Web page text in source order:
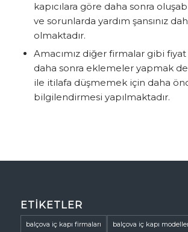
kapıcılara göre daha sonra
ve sorunlarda yardım şansınız
olmaktadır.
Amacımız diğer firmalar gibi
daha sonra eklemeler yapmak
ile itilafa düşmemek için daha
bilgilendirmesi yapılmaktadır.
ETIKETLER
balçova iç kapı firmaları balçova iç kapı